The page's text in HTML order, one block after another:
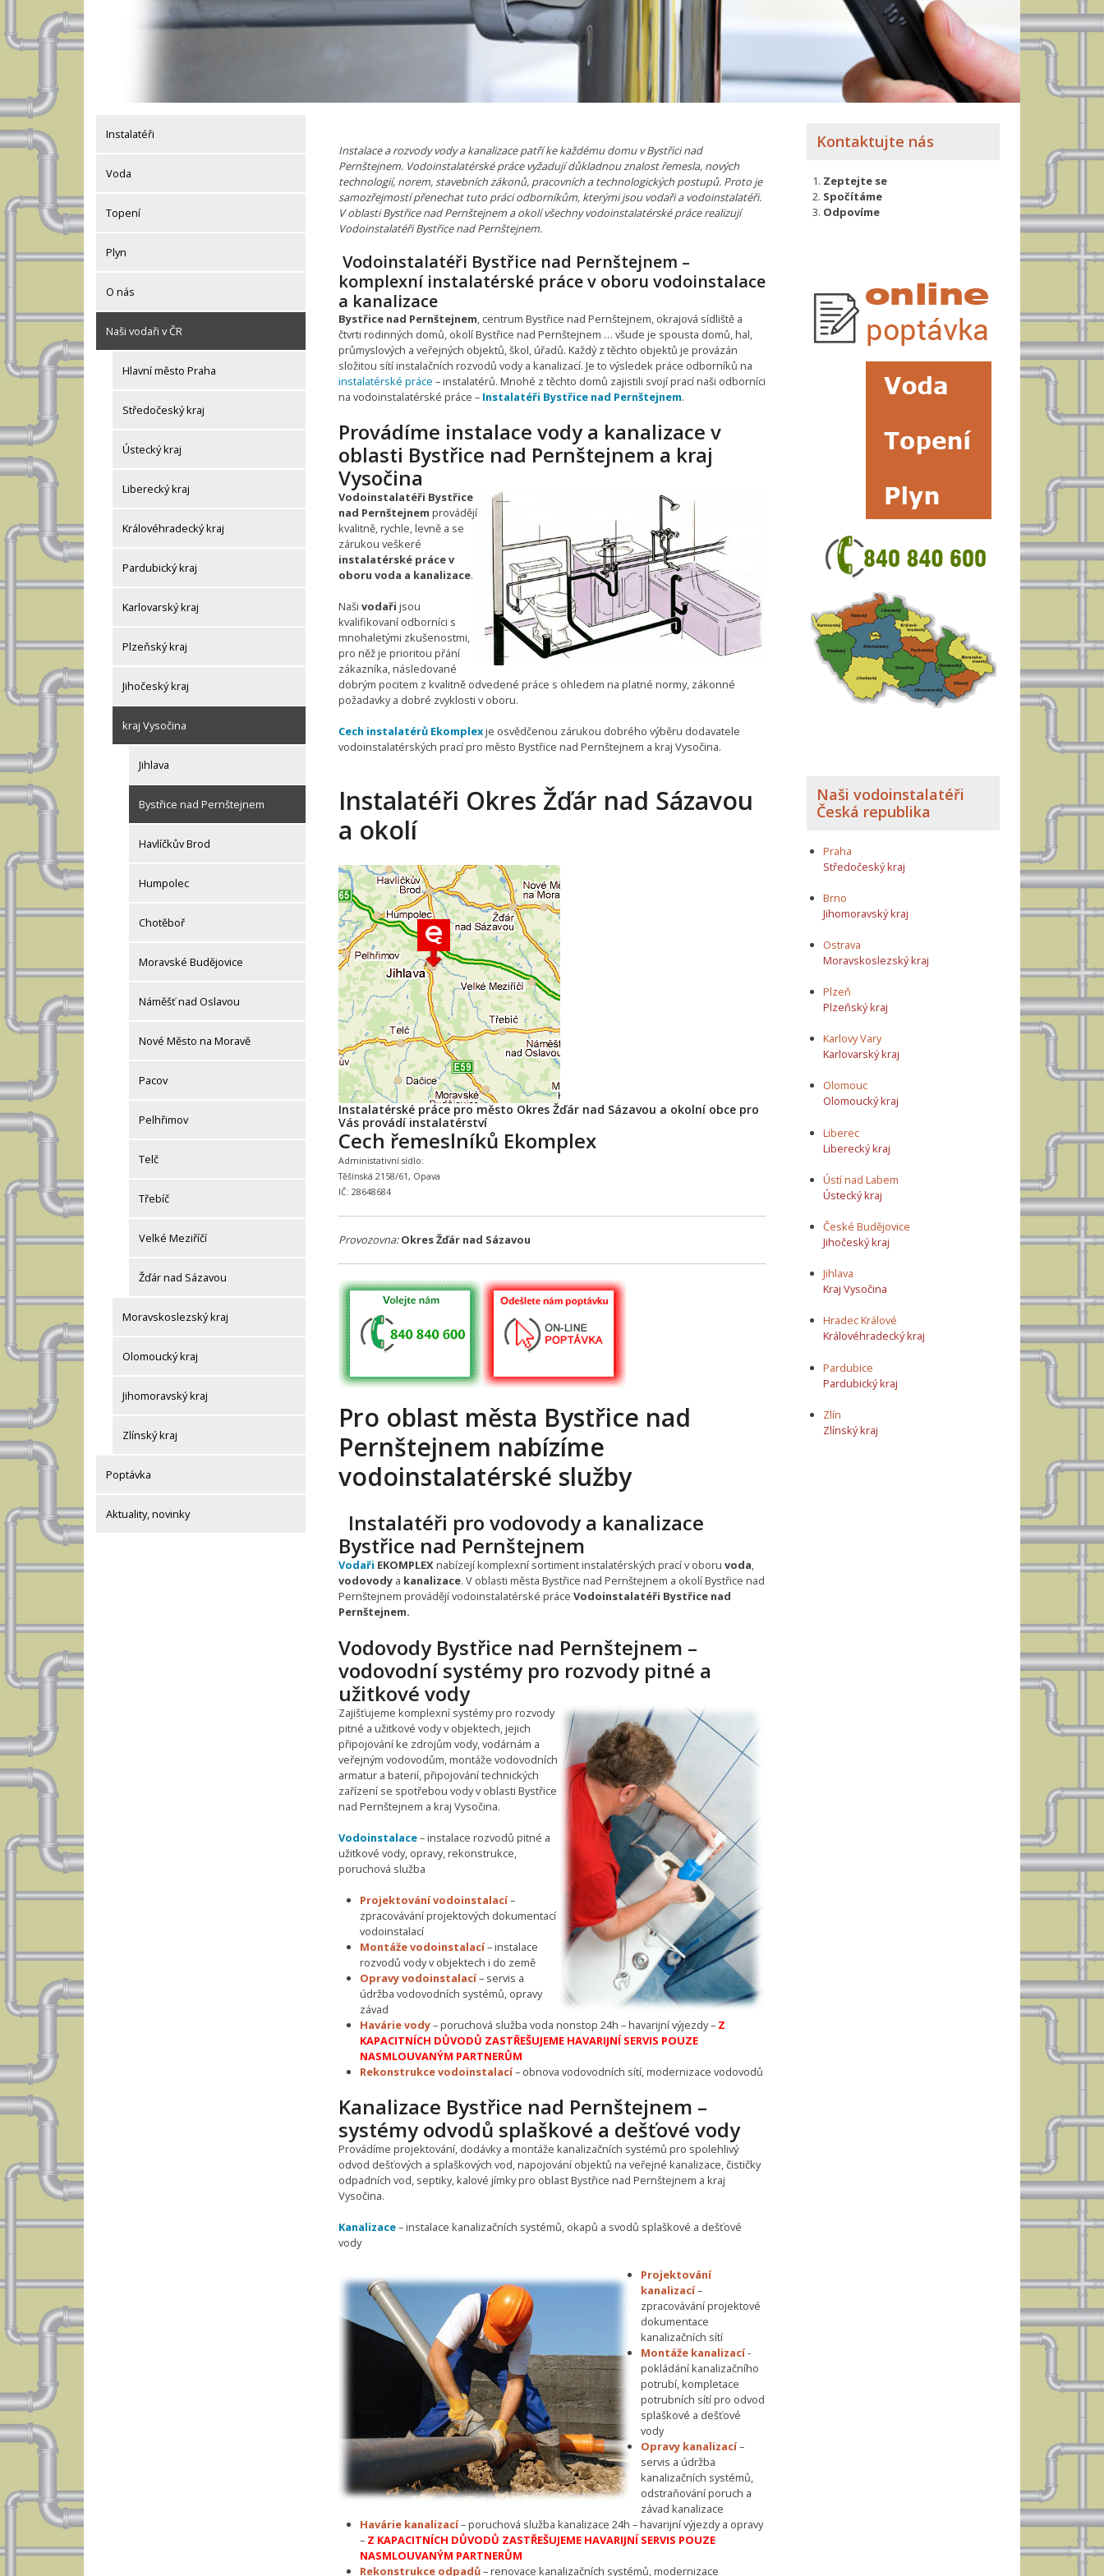
Instalatéři
Voda
Topení
Plyn
O nás
Naši vodaři v ČR
Hlavní město Praha
Středočeský kraj
Ústecký kraj
Liberecký kraj
Královéhradecký kraj
Pardubický kraj
Karlovarský kraj
Plzeňský kraj
Jihočeský kraj
kraj Vysočina
Jihlava
Bystřice nad Pernštejnem
Havlíčkův Brod
Humpolec
Chotěboř
Moravské Budějovice
Náměšť nad Oslavou
Nové Město na Moravě
Pacov
Pelhřimov
Telč
Třebíč
Velké Meziříčí
Žďár nad Sázavou
Moravskoslezský kraj
Olomoucký kraj
Jihomoravský kraj
Zlínský kraj
Poptávka
Aktuality, novinky
Instalace a rozvody vody a kanalizace patří ke každému domu v Bystřici nad
Pernštejnem. Vodoinstalatérské práce vyžadují důkladnou znalost řemesla, nových
technologií, norem, stavebních zákonů, pracovních a technologických postupů. Proto je
samozřejmostí přenechat tuto práci odborníkům, kterými jsou vodaři a vodoinstalatéři.
V oblasti Bystřice nad Pernštejnem a okolí všechny vodoinstalatérské práce realizují
Vodoinstalatéři Bystřice nad Pernštejnem.
Vodoinstalatéři Bystřice nad Pernštejnem –
komplexní instalatérské práce v oboru vodoinstalace
a kanalizace
Bystřice nad Pernštejnem, centrum Bystřice nad Pernštejnem, okrajová sídliště a
čtvrti rodinných domů, okolí Bystřice nad Pernštejnem … všude je spousta domů, hal,
průmyslových a veřejných objektů, škol, úřadů. Každý z těchto objektů je provázán
složitou sítí instalačních rozvodů vody a kanalizací. Je to výsledek práce odborníků na
instalatérské práce – instalatérů. Mnohé z těchto domů zajistili svojí prací naši odborníci
na vodoinstalatérské práce – Instalatéři Bystřice nad Pernštejnem.
Provádíme instalace vody a kanalizace v
oblasti Bystřice nad Pernštejnem a kraj
Vysočina
Vodoinstalatéři Bystřice
nad Pernštejnem provádějí
kvalitně, rychle, levně a se
zárukou veškeré
instalatérské práce v
oboru voda a kanalizace.
Naši vodaři jsou
kvalifikovaní odborníci s
mnohaletými zkušenostmi,
pro něž je prioritou přání
zákazníka, následované
dobrým pocitem z kvalitně odvedené práce s ohledem na platné normy, zákonné
požadavky a dobré zvyklosti v oboru.
Cech instalatérů Ekomplexje osvědčenou zárukou dobrého výběru dodavatele
vodoinstalatérských prací pro město Bystřice nad Pernštejnem a kraj Vysočina.
Instalatéři Okres Žďár nad Sázavou
a okolí
Instalatérské práce pro město Okres Žďár nad Sázavou a okolní obce pro
Vás provádí instalatérství
Cech řemeslníků Ekomplex
Administativní sídlo:
Těšínská 2158/61, Opava
IČ: 28648684
Provozovna: Okres Žďár nad Sázavou
Pro oblast města Bystřice nad
Pernštejnem nabízíme
vodoinstalatérské služby
Instalatéři pro vodovody a kanalizace
Bystřice nad Pernštejnem
Vodaři EKOMPLEXnabízejí komplexní sortiment instalatérských prací v oboru voda,
vodovody a kanalizace. V oblasti města Bystřice nad Pernštejnem a okolí Bystřice nad
Pernštejnem provádějí vodoinstalatérské práce Vodoinstalatéři Bystřice nad
Pernštejnem.
Vodovody Bystřice nad Pernštejnem –
vodovodní systémy pro rozvody pitné a
užitkové vody
Zajišťujeme komplexní systémy pro rozvody
pitné a užitkové vody v objektech, jejich
připojování ke zdrojům vody, vodárnám a
veřejným vodovodům, montáže vodovodních
armatur a baterií, připojování technických
zařízení se spotřebou vody v oblasti Bystřice
nad Pernštejnem a kraj Vysočina.
Vodoinstalace– instalace rozvodů pitné a
užitkové vody, opravy, rekonstrukce,
poruchová služba
Projektování vodoinstalací–
zpracovávání projektových dokumentací
vodoinstalací
Montáže vodoinstalací– instalace
rozvodů vody v objektech i do země
Opravy vodoinstalací– servis a
údržba vodovodních systémů, opravy
závad
Havárie vody– poruchová služba voda nonstop 24h – havarijní výjezdy – Z
KAPACITNÍCH DŮVODŮ ZASTŘEŠUJEME HAVARIJNÍ SERVIS POUZE
NASMLOUVANÝM PARTNERŮM
Rekonstrukce vodoinstalací– obnova vodovodních sítí, modernizace vodovodů
Kanalizace Bystřice nad Pernštejnem –
systémy odvodů splaškové a dešťové vody
Provádíme projektování, dodávky a montáže kanalizačních systémů pro spolehlivý
odvod dešťových a splaškových vod, napojování objektů na veřejné kanalizace, čističky
odpadních vod, septiky, kalové jímky pro oblast Bystřice nad Pernštejnem a kraj
Vysočina.
Kanalizace– instalace kanalizačních systémů, okapů a svodů splaškové a dešťové
vody
Projektování
kanalizací–
zpracovávání projektové
dokumentace
kanalizačních sítí
Montáže kanalizací-
pokládání kanalizačního
potrubí, kompletace
potrubních sítí pro odvod
splaškové a dešťové
vody
Opravy kanalizací–
servis a údržba
kanalizačních systémů,
odstraňování poruch a
závad kanalizace
Havárie kanalizací– poruchová služba kanalizace 24h – havarijní výjezdy a opravy
– Z KAPACITNÍCH DŮVODŮ ZASTŘEŠUJEME HAVARIJNÍ SERVIS POUZE
NASMLOUVANÝM PARTNERŮM
Rekonstrukce odpadů– renovace kanalizačních systémů, modernizace
Kontaktujte nás
Zeptejte se
Spočítáme
Odpovíme
Naši vodoinstalatéři
Česká republika
Praha
Středočeský kraj
Brno
Jihomoravský kraj
Ostrava
Moravskoslezský kraj
Plzeň
Plzeňský kraj
Karlovy Vary
Karlovarský kraj
Olomouc
Olomoucký kraj
Liberec
Liberecký kraj
Ústí nad Labem
Ústecký kraj
České Budějovice
Jihočeský kraj
Jihlava
Kraj Vysočina
Hradec Králové
Královéhradecký kraj
Pardubice
Pardubický kraj
Zlín
Zlínský kraj